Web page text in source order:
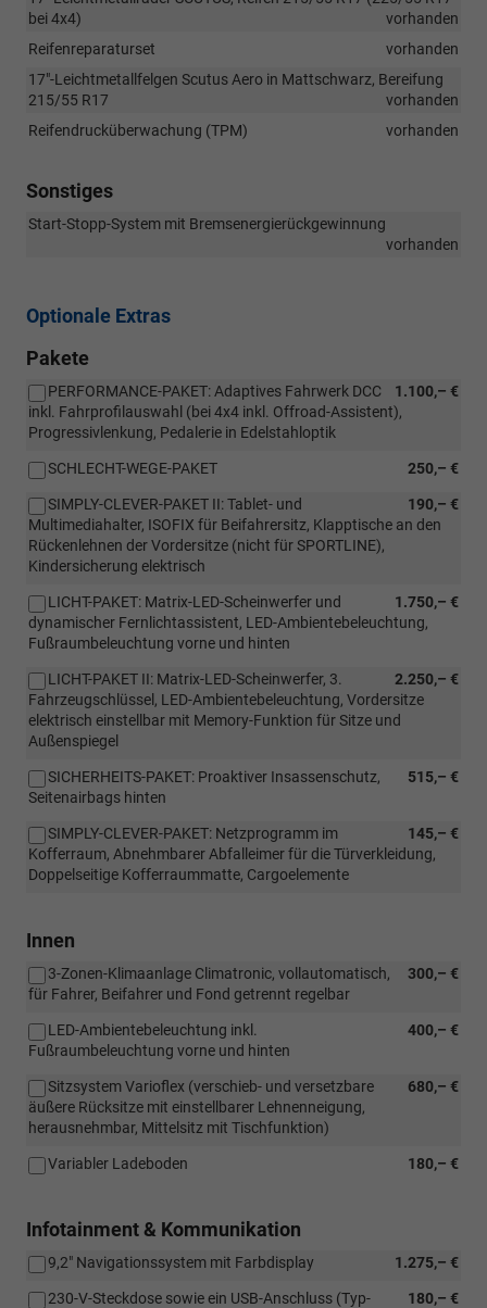
bei 4x4)
vorhanden
Reifenreparaturset
vorhanden
17"-Leichtmetallfelgen Scutus Aero in Mattschwarz, Bereifung
215/55 R17
vorhanden
Reifendrucküberwachung (TPM)
vorhanden
Sonstiges
Start-Stopp-System mit Bremsenergierückgewinnung
vorhanden
Optionale Extras
Pakete
1.100,– €
PERFORMANCE-PAKET: Adaptives Fahrwerk DCC
inkl. Fahrprofilauswahl (bei 4x4 inkl. Offroad-Assistent),
Progressivlenkung, Pedalerie in Edelstahloptik
250,– €
SCHLECHT-WEGE-PAKET
190,– €
SIMPLY-CLEVER-PAKET II: Tablet- und
Multimediahalter, ISOFIX für Beifahrersitz, Klapptische an den
Rückenlehnen der Vordersitze (nicht für SPORTLINE),
Kindersicherung elektrisch
1.750,– €
LICHT-PAKET: Matrix-LED-Scheinwerfer und
dynamischer Fernlichtassistent, LED-Ambientebeleuchtung,
Fußraumbeleuchtung vorne und hinten
2.250,– €
LICHT-PAKET II: Matrix-LED-Scheinwerfer, 3.
Fahrzeugschlüssel, LED-Ambientebeleuchtung, Vordersitze
elektrisch einstellbar mit Memory-Funktion für Sitze und
Außenspiegel
515,– €
SICHERHEITS-PAKET: Proaktiver Insassenschutz,
Seitenairbags hinten
145,– €
SIMPLY-CLEVER-PAKET: Netzprogramm im
Kofferraum, Abnehmbarer Abfalleimer für die Türverkleidung,
Doppelseitige Kofferraummatte, Cargoelemente
Innen
300,– €
3-Zonen-Klimaanlage Climatronic, vollautomatisch,
für Fahrer, Beifahrer und Fond getrennt regelbar
400,– €
LED-Ambientebeleuchtung inkl.
Fußraumbeleuchtung vorne und hinten
680,– €
Sitzsystem Varioflex (verschieb- und versetzbare
äußere Rücksitze mit einstellbarer Lehnenneigung,
herausnehmbar, Mittelsitz mit Tischfunktion)
180,– €
Variabler Ladeboden
Infotainment & Kommunikation
1.275,– €
9,2" Navigationssystem mit Farbdisplay
180,– €
230-V-Steckdose sowie ein USB-Anschluss (Typ-